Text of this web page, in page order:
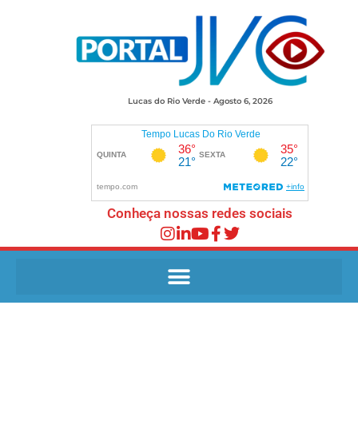
Lucas do Rio Verde - Agosto 6, 2026
Conheça nossas redes sociais